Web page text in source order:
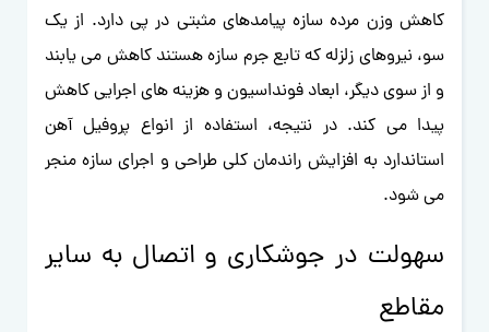
کاهش وزن مرده سازه پیامدهای مثبتی در پی دارد. از یک
سو، نیروهای زلزله که تابع جرم سازه هستند کاهش می یابند
و از سوی دیگر، ابعاد فونداسیون و هزینه های اجرایی کاهش
پیدا می کند. در نتیجه، استفاده از انواع پروفیل آهن
استاندارد به افزایش راندمان کلی طراحی و اجرای سازه منجر
می شود.
سهولت در جوشکاری و اتصال به سایر
مقاطع